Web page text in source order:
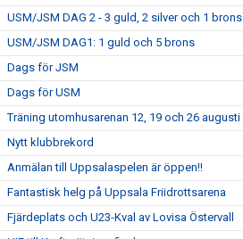
USM/JSM DAG 2 - 3 guld, 2 silver och 1 brons
USM/JSM DAG1: 1 guld och 5 brons
Dags för JSM
Dags för USM
Träning utomhusarenan 12, 19 och 26 augusti
Nytt klubbrekord
Anmälan till Uppsalaspelen är öppen!!
Fantastisk helg på Uppsala Friidrottsarena
Fjärdeplats och U23-Kval av Lovisa Östervall